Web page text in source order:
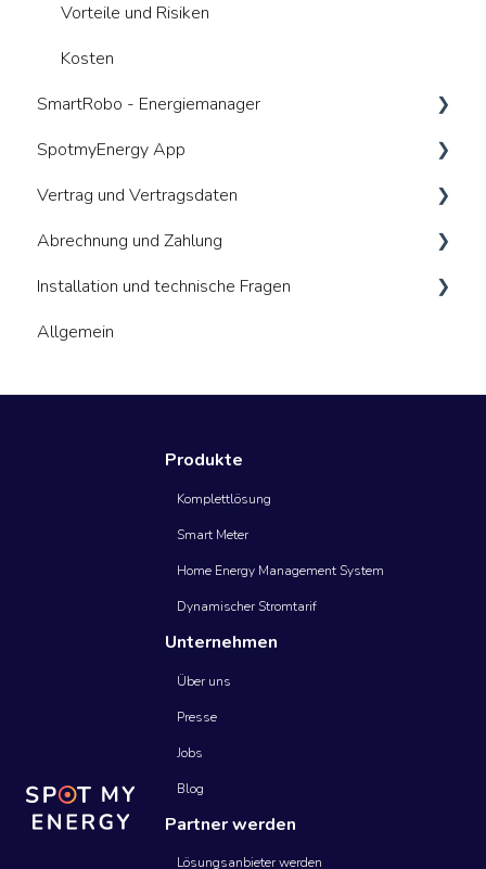
Kosten
Vorteile und Risiken
Kosten
SmartRobo - Energiemanager
Was ist ein Energiemanager (HEMS)
Voraussetzungen / Kompatibilitäten
Funktionalitäten
Vorteile und Risiken
SpotmyEnergy App
Allgemeines
Anmeldung und Registrierung
Geräte verbinden
Daten in der App
Vertrag und Vertragsdaten
Allgemeines
Vertragswiderruf und Kündigung
Abrechnung und Zahlung
Abrechnung Messstelle (MSB)
Abrechnung Stromtarif
Installation und technische Fragen
Allgemeines
Allgemein
Produkte
Komplettlösung
Smart Meter
Home Energy Management System
Dynamischer Stromtarif
Unternehmen
Über uns
Presse
Jobs
Blog
Partner werden
Lösungsanbieter werden